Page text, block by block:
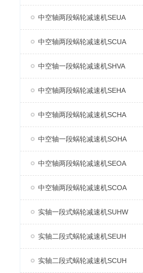
中空轴两段蜗轮减速机SEUA
中空轴两段蜗轮减速机SCUA
中空轴一段蜗轮减速机SHVA
中空轴两段蜗轮减速机SEHA
中空轴两段蜗轮减速机SCHA
中空轴一段蜗轮减速机SOHA
中空轴两段蜗轮减速机SEOA
中空轴两段蜗轮减速机SCOA
实轴一段式蜗轮减速机SUHW
实轴二段式蜗轮减速机SEUH
实轴二段式蜗轮减速机SCUH